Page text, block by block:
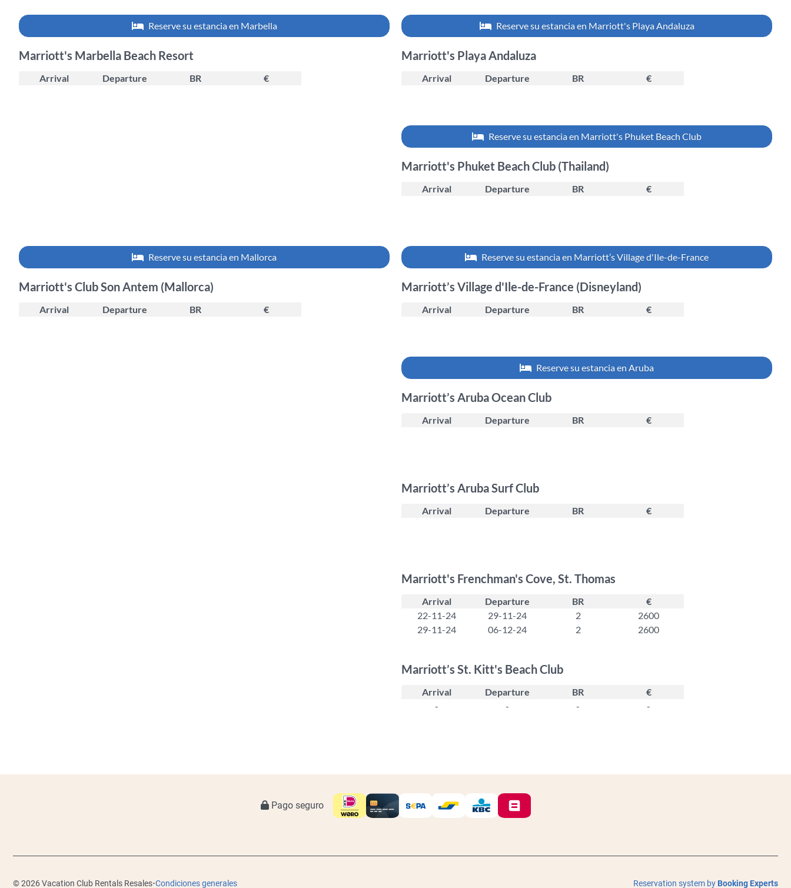
Reserve su estancia en Marbella
Marriott's Marbella Beach Resort
Arrival Departure BR €
Reserve su estancia en Marriott's Playa Andaluza
Marriott's Playa Andaluza
Arrival Departure BR €
Reserve su estancia en Marriott's Phuket Beach Club
Marriott's Phuket Beach Club (Thailand)
Arrival Departure BR €
Reserve su estancia en Mallorca
Marriott's Club Son Antem (Mallorca)
Arrival Departure BR €
Reserve su estancia en Marriott’s Village d'Ile-de-France
Marriott’s Village d'Ile-de-France (Disneyland)
Arrival Departure BR €
Reserve su estancia en Aruba
Marriott’s Aruba Ocean Club
Arrival Departure BR €
Marriott’s Aruba Surf Club
Arrival Departure BR €
Marriott's Frenchman's Cove, St. Thomas
Arrival Departure BR
€
22-11-24
29-11-24 2
2600
29-11-24
06-12-24 2 2600
Marriott’s St. Kitt's Beach Club
Arrival Departure BR
€
-
- - -
Pago seguro
© 2026 Vacation Club Rentals Resales·Condiciones generales Reservation system by Booking Experts